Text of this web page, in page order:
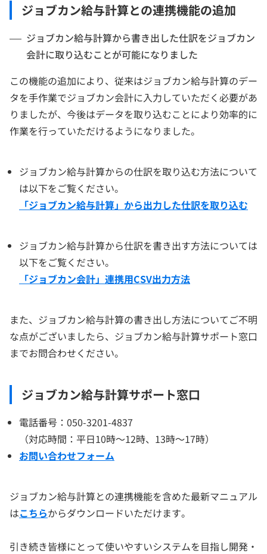
ジョブカン給与計算との連携機能の追加
ジョブカン給与計算から書き出した仕訳をジョブカン
会計に取り込むことが可能になりました
この機能の追加により、従来はジョブカン給与計算のデー
タを手作業でジョブカン会計に入力していただく必要があ
りましたが、今後はデータを取り込むことにより効率的に
作業を行っていただけるようになりました。
ジョブカン給与計算からの仕訳を取り込む方法について
は以下をご覧ください。
「ジョブカン給与計算」から出力した仕訳を取り込む
ジョブカン給与計算から仕訳を書き出す方法については
以下をご覧ください。
「ジョブカン会計」連携用CSV出力方法
また、ジョブカン給与計算の書き出し方法についてご不明
な点がございましたら、ジョブカン給与計算サポート窓口
までお問合わせください。
ジョブカン給与計算サポート窓口
電話番号：050-3201-4837
（対応時間：平日10時～12時、13時～17時）
お問い合わせフォーム
ジョブカン給与計算との連携機能を含めた最新マニュアル
はこちらからダウンロードいただけます。
引き続き皆様にとって使いやすいシステムを目指し開発・